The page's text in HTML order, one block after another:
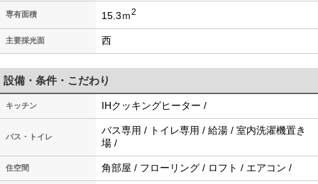
専有面積 15.3ｍ2
主要採光面 西
設備・条件・こだわり
キッチン IHクッキングヒーター /
バス・トイレ
バス専用 / トイレ専用 / 給湯 / 室内洗濯機置き
場 /
住空間 角部屋 / フローリング / ロフト / エアコン /